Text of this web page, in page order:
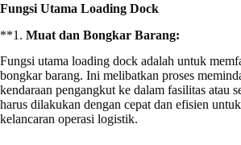
Fungsi Utama Loading Dock
**1. Muat dan Bongkar Barang:
Fungsi utama loading dock adalah untuk
bongkar barang. Ini melibatkan proses
kendaraan pengangkut ke dalam fasilitas atau
harus dilakukan dengan cepat dan efisien
kelancaran operasi logistik.